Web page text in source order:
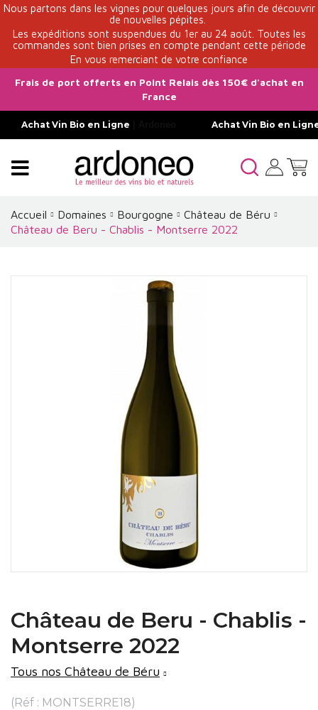
Nous partons dans les vignes pour quelques jours afin de découvrir
de nouvelles pépites.
Les expéditions sont suspendues du 1er au 24 août. Toutes les
commandes sont bien prises en compte pendant cette période
En vous remerciant de votre confiance
Frais de port offerts en Point Relais dès 150€ d'achat en
France
Achat Vin Bio en Ligne Achat Vin Bio en
Accueil Domaines Bourgogne
Château de Béru
Château de Beru - Chablis - Montserre 2022
Château de Beru - Chablis -
Montserre 2022
Tous nos Château de Béru
(Réf : MONTSERRE18)